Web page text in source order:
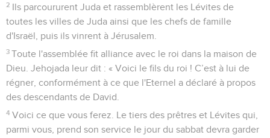
2 Ils parcoururent Juda et rassemblèrent les Lévites de
toutes les villes de Juda ainsi que les chefs de famille
d'Israël, puis ils vinrent à Jérusalem.
3 Toute l'assemblée fit alliance avec le roi dans la maison de
Dieu. Jehojada leur dit : « Voici le fils du roi ! C’est à lui de
régner, conformément à ce que l'Eternel a déclaré à propos
des descendants de David.
4 Voici ce que vous ferez. Le tiers des prêtres et Lévites qui,
parmi vous, prend son service le jour du sabbat devra garder